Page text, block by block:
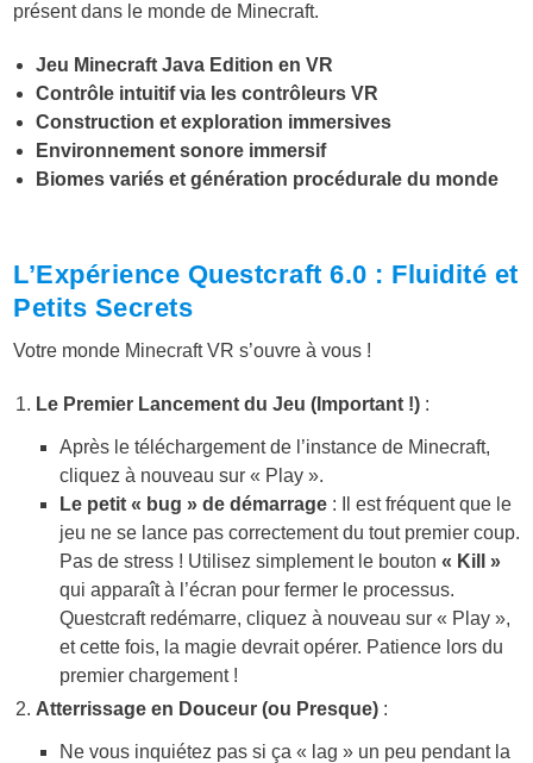
présent dans le monde de Minecraft.
Jeu Minecraft Java Edition en VR
Contrôle intuitif via les contrôleurs VR
Construction et exploration immersives
Environnement sonore immersif
Biomes variés et génération procédurale du monde
L’Expérience Questcraft 6.0 : Fluidité et
Petits Secrets
Votre monde Minecraft VR s’ouvre à vous !
Le Premier Lancement du Jeu (Important !) :
Après le téléchargement de l’instance de Minecraft,
cliquez à nouveau sur « Play ».
Le petit « bug » de démarrage: Il est fréquent que le
jeu ne se lance pas correctement du tout premier coup.
Pas de stress ! Utilisez simplement le bouton « Kill »
qui apparaît à l’écran pour fermer le processus.
Questcraft redémarre, cliquez à nouveau sur « Play »,
et cette fois, la magie devrait opérer. Patience lors du
premier chargement !
Atterrissage en Douceur (ou Presque) :
Ne vous inquiétez pas si ça « lag » un peu pendant la